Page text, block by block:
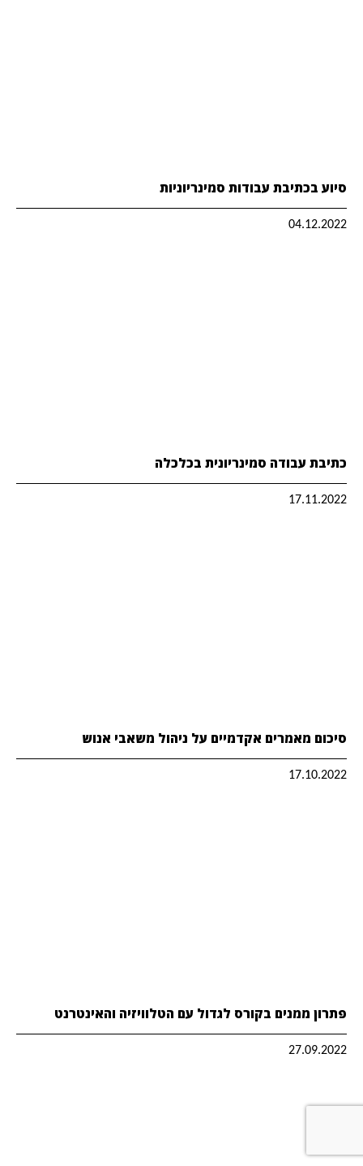
סיוע בכתיבת עבודות סמינריוניות
04.12.2022
כתיבת עבודה סמינריונית בכלכלה
17.11.2022
סיכום מאמרים אקדמיים על ניהול משאבי אנוש
17.10.2022
פתרון ממנים בקורס לגדול עם הטלוויזיה והאינטרנט
27.09.2022